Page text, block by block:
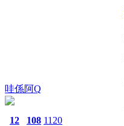
哇係阿Q
12 108 1120